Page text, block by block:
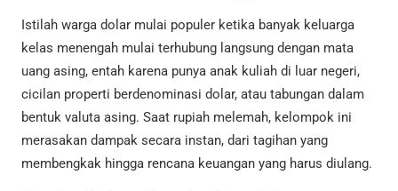
Istilah warga dolar mulai populer ketika banyak keluarga
kelas menengah mulai terhubung langsung dengan mata
uang asing, entah karena punya anak kuliah di luar negeri,
cicilan properti berdenominasi dolar, atau tabungan dalam
bentuk valuta asing. Saat rupiah melemah, kelompok ini
merasakan dampak secara instan, dari tagihan yang
membengkak hingga rencana keuangan yang harus diulang.